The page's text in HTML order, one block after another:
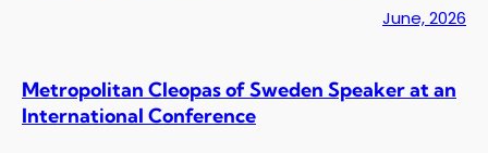
June, 2026
Metropolitan Cleopas of Sweden Speaker at an
International Conference